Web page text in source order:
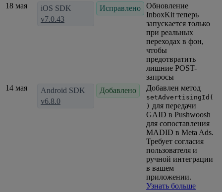
18 мая
iOS SDK
v7.0.43
Исправлено
Обновление
InboxKit теперь
запускается только
при реальных
переходах в фон,
чтобы
предотвратить
лишние POST-
запросы
14 мая
Android SDK
v6.8.0
Добавлено Добавлен метод
setAdvertisingId(
) для передачи
GAID в Pushwoosh
для сопоставления
MADID в Meta Ads.
Требует согласия
пользователя и
ручной интеграции
в вашем
приложении.
Узнать больше